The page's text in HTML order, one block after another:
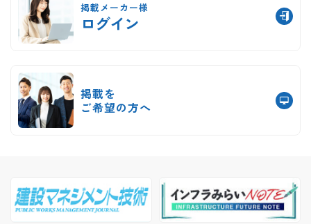
掲載メーカー様
ログイン
掲載を
ご希望の方へ